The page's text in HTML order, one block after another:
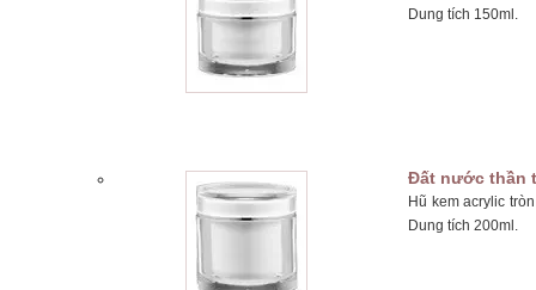
Dung tích 150ml.
Đất nước thần
Hũ kem acrylic
Dung tích 200ml.